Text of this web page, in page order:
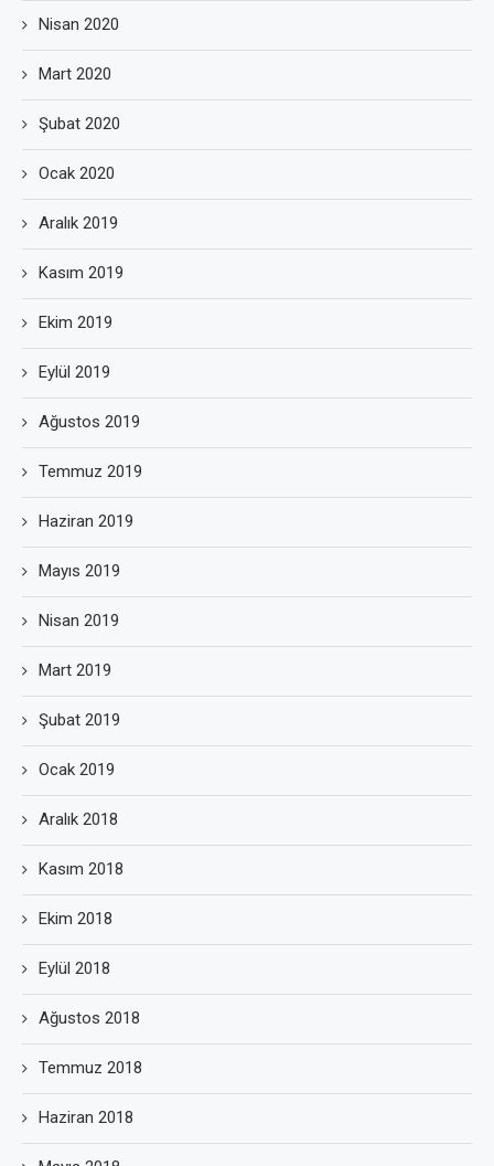
Nisan 2020
Mart 2020
Şubat 2020
Ocak 2020
Aralık 2019
Kasım 2019
Ekim 2019
Eylül 2019
Ağustos 2019
Temmuz 2019
Haziran 2019
Mayıs 2019
Nisan 2019
Mart 2019
Şubat 2019
Ocak 2019
Aralık 2018
Kasım 2018
Ekim 2018
Eylül 2018
Ağustos 2018
Temmuz 2018
Haziran 2018